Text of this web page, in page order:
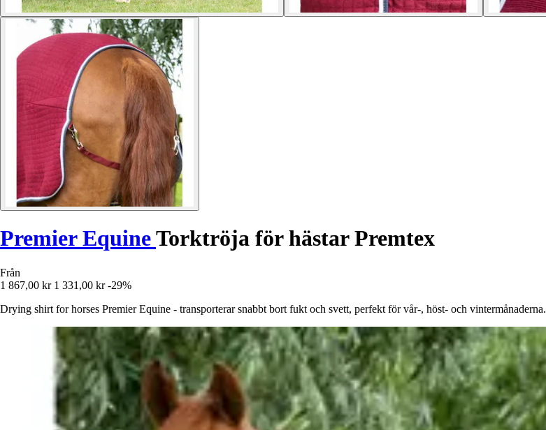
Premier EquineTorktröja för hästar Premtex
Från
1 867,00 kr 1 331,00 kr -29%
Drying shirt for horses Premier Equine - transporterar snabbt bort fukt och svett, perfekt för vår-, höst- och vintermånaderna.